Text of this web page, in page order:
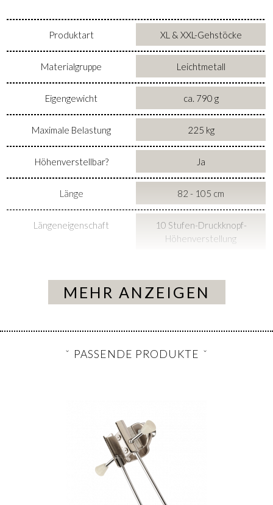
Produktart XL & XXL-Gehstöcke
Materialgruppe Leichtmetall
Eigengewicht ca. 790 g
Maximale Belastung 225 kg
Höhenverstellbar? Ja
Länge 82 - 105 cm
Längeneigenschaft
10 Stufen-Druckknopf-
Höhenverstellung
MEHR ANZEIGEN
PASSENDE PRODUKTE